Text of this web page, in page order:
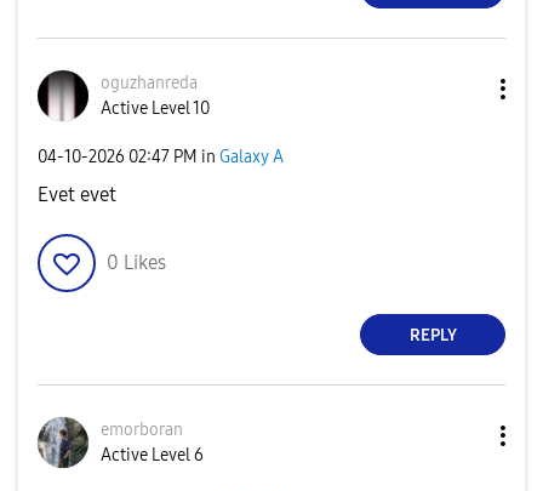
oguzhanreda
Active Level 10
‎04-10-2026 02:47 PM in Galaxy A
Evet evet
0 Likes
REPLY
emorboran
Active Level 6